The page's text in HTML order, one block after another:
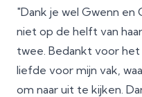
"Dank je wel Gwenn en
niet op de helft van
twee. Bedankt voor
liefde voor mijn vak,
om naar uit te kijken.